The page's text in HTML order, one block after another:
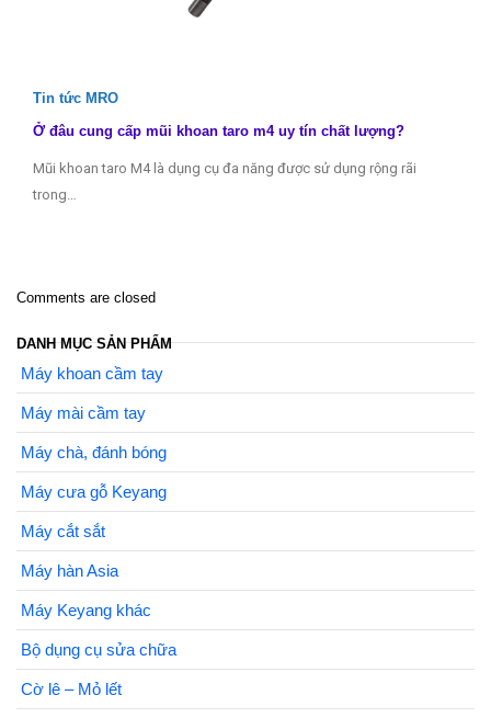
Tin tức MRO
Ở đâu cung cấp mũi khoan taro m4 uy tín chất lượng?
Mũi khoan taro M4 là dụng cụ đa năng được sử dụng rộng rãi
trong…
Comments are closed
DANH MỤC SẢN PHẨM
Máy khoan cầm tay
Máy mài cầm tay
Máy chà, đánh bóng
Máy cưa gỗ Keyang
Máy cắt sắt
Máy hàn Asia
Máy Keyang khác
Bộ dụng cụ sửa chữa
Cờ lê – Mỏ lết